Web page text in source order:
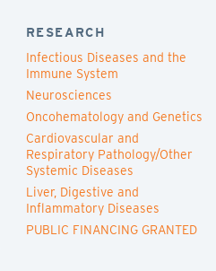
RESEARCH
Infectious Diseases and the
Immune System
Neurosciences
Oncohematology and Genetics
Cardiovascular and
Respiratory Pathology/Other
Systemic Diseases
Liver, Digestive and
Inflammatory Diseases
PUBLIC FINANCING GRANTED